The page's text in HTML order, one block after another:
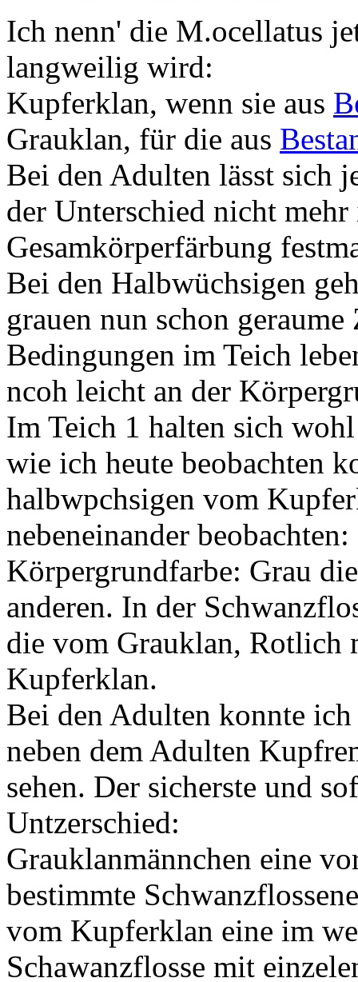
Ich nenn' die M.ocellatus
langweilig wird:
Kupferklan, wenn sie aus
Grauklan, für die aus
Bei den Adulten lässt sich
der Unterschied nicht
Gesamkörperfärbung
Bei den Halbwüchsigen
grauen nun schon
Bedingungen im Teich
ncoh leicht an der
Im Teich 1 halten sich
wie ich heute beobachten
halbwpchsigen vom
nebeneinander
Körpergrundfarbe: Grau
anderen. In der
die vom Grauklan, Rotlich
Kupferklan.
Bei den Adulten konnte
neben dem Adulten
sehen. Der sicherste und
Untzerschied:
Grauklanmännchen eine
bestimmte
vom Kupferklan eine im
Schawanzflosse mit